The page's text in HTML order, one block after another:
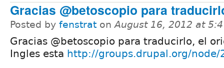
Gracias @betoscopio para
Posted by fenstrat onAugust 16, 2012 at
Gracias @betoscopio para traducirlo, el
Ingles esta http://groups.drupal.org/node/